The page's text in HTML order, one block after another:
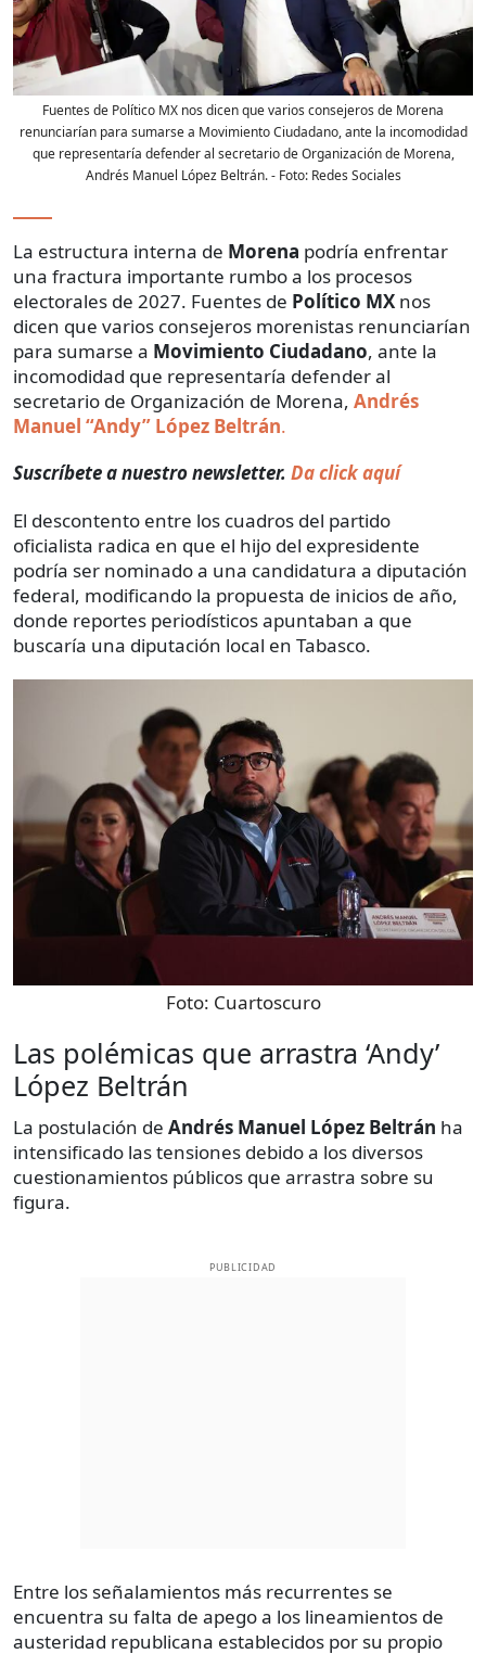
Fuentes de Político MX nos dicen que varios consejeros de Morena
renunciarían para sumarse a Movimiento Ciudadano, ante la incomodidad
que representaría defender al secretario de Organización de Morena,
Andrés Manuel López Beltrán.- Foto: Redes Sociales
La estructura interna de Morena podría enfrentar
una fractura importante rumbo a los procesos
electorales de 2027. Fuentes de Político MX nos
dicen que varios consejeros morenistas renunciarían
para sumarse a Movimiento Ciudadano, ante la
incomodidad que representaría defender al
secretario de Organización de Morena, Andrés
Manuel “Andy” López Beltrán.
Suscríbete a nuestro newsletter. Da click aquí
El descontento entre los cuadros del partido
oficialista radica en que el hijo del expresidente
podría ser nominado a una candidatura a diputación
federal, modificando la propuesta de inicios de año,
donde reportes periodísticos apuntaban a que
buscaría una diputación local en Tabasco.
Foto: Cuartoscuro
Las polémicas que arrastra ‘Andy’
López Beltrán
La postulación de Andrés Manuel López Beltrán ha
intensificado las tensiones debido a los diversos
cuestionamientos públicos que arrastra sobre su
figura.
PUBLICIDAD
Entre los señalamientos más recurrentes se
encuentra su falta de apego a los lineamientos de
austeridad republicana establecidos por su propio